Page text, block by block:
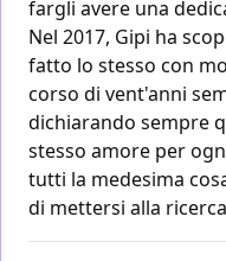
fargli avere una
Nel 2017, Gipi ha
fatto lo stesso con
corso di vent'anni
dichiarando sempre
stesso amore per
tutti la medesima
di mettersi alla